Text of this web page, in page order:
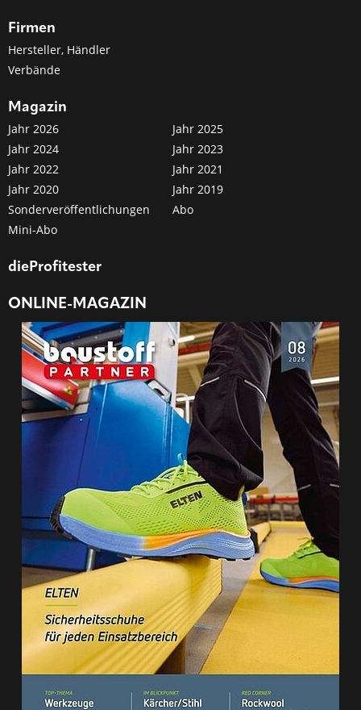
Firmen
Hersteller, Händler
Verbände
Magazin
Jahr 2026
Jahr 2025
Jahr 2024
Jahr 2023
Jahr 2022
Jahr 2021
Jahr 2020
Jahr 2019
Sonderveröffentlichungen
Abo
Mini-Abo
dieProfitester
ONLINE-MAGAZIN